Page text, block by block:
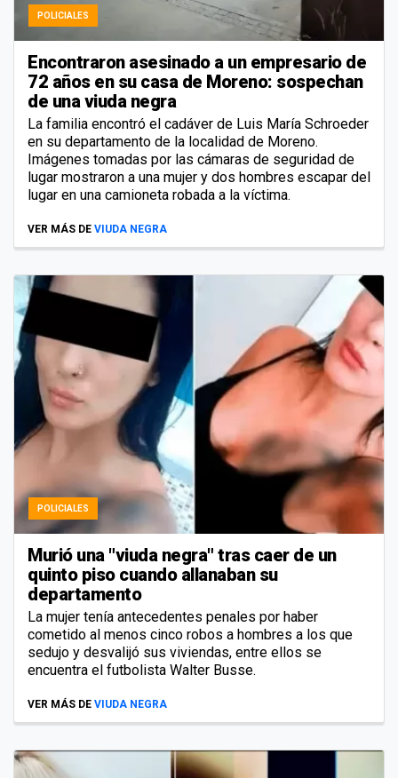
POLICIALES
Encontraron asesinado a un empresario de
72 años en su casa de Moreno: sospechan
de una viuda negra
La familia encontró el cadáver de Luis María Schroeder
en su departamento de la localidad de Moreno.
Imágenes tomadas por las cámaras de seguridad de
lugar mostraron a una mujer y dos hombres escapar del
lugar en una camioneta robada a la víctima.
VER MÁS DE VIUDA NEGRA
POLICIALES
Murió una "viuda negra" tras caer de un
quinto piso cuando allanaban su
departamento
La mujer tenía antecedentes penales por haber
cometido al menos cinco robos a hombres a los que
sedujo y desvalijó sus viviendas, entre ellos se
encuentra el futbolista Walter Busse.
VER MÁS DE VIUDA NEGRA